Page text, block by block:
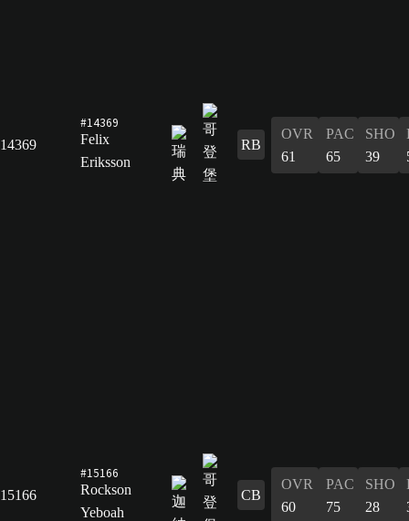
14369
#14369
Felix
Eriksson
RB
OVR
61
PAC
65
SHO
39
15166
#15166
Rockson
Yeboah
CB
OVR
60
PAC
75
SHO
28